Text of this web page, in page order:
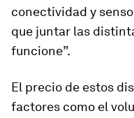
conectividad y
que juntar las
funcione”.
El precio de estos
factores como el